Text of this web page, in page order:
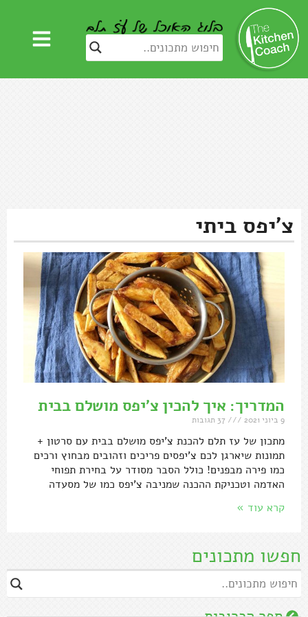
חפשו מתכונים
צ'יפס ביתי
המדריך: איך להכין צ'יפס מושלם בבית
9 ביוני 2021
מתכון של עז תלם להכנת צ'יפס מושלם בבית עם סרטון +
תמונות שיארגן לכם צ'יפסים פריכים וזהובים מבחוץ ורכים
כמו פירה מבפנים! כולל הסבר מסודר על בחירת תפוחי
האדמה וטכניקת ההכנה שמניבה צ'יפס כמו של מסעדה
קרא עוד »